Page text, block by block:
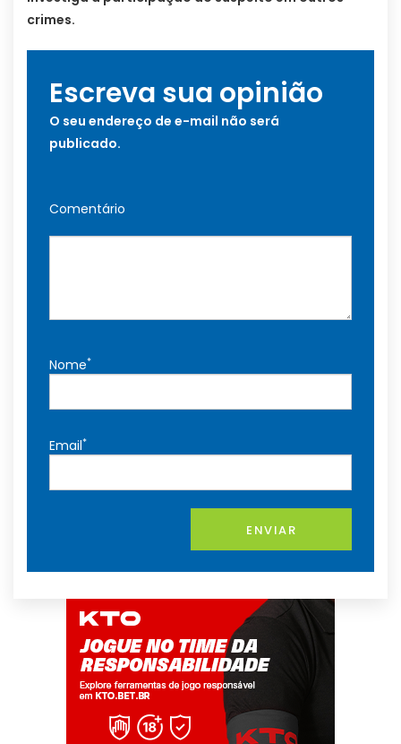
crimes.
Escreva sua opinião
O seu endereço de e-mail não será
publicado.
Comentário
Nome*
Email*
ENVIAR